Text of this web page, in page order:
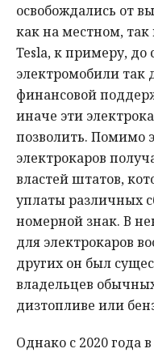
освобождались от
как на местном,
Tesla, к примеру, до
электромобили так
финансовой
иначе эти
позволить. Помимо
электрокаров
властей штатов,
уплаты различных
номерной знак. В
для электрокаров
других он был
владельцев
дизтопливе или
Однако с 2020 года